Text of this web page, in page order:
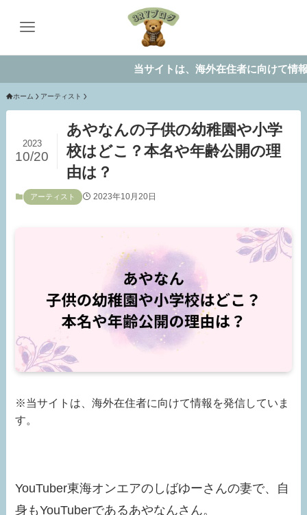
当サイトは、海外在住者に向けて情報を発信
ホーム アーティスト
あやなんの子供の幼稚園や小学
校はどこ？本名や年齢公開の理
由は？
2023
10/20
アーティスト 2023年10月20日
※当サイトは、海外在住者に向けて情報を発信していま
す。
YouTuber東海オンエアのしばゆーさんの妻で、自
身もYouTuberであるあやなんさん。